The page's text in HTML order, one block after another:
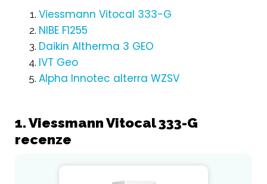
Viessmann Vitocal 333-G
NIBE F1255
Daikin Altherma 3 GEO
IVT Geo
Alpha Innotec alterra WZSV
1. Viessmann Vitocal 333-G
recenze